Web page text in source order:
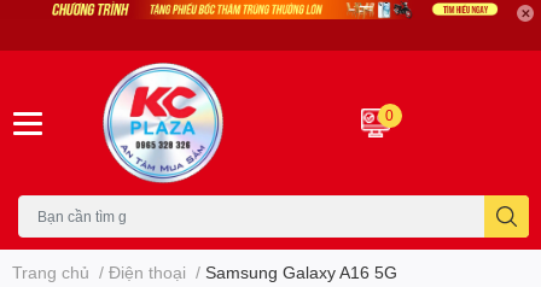
0
Trang chủ / Điện thoại / Samsung Galaxy A16 5G